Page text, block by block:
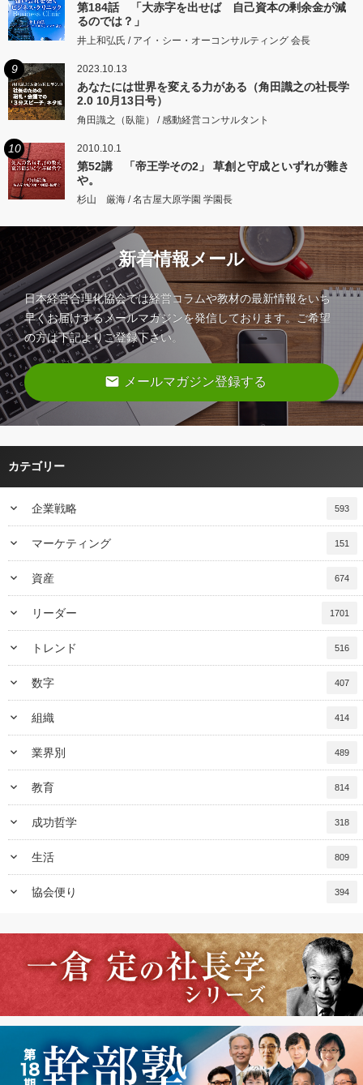
第184話 「大赤字を出せば 自己資本の剰余金が減
るのでは？」
井上和弘氏 / アイ・シー・オーコンサルティング 会長
9 2023.10.13
あなたには世界を変える力がある（角田識之の社長学
2.0 10月13日号）
角田識之（臥龍） / 感動経営コンサルタント
10 2010.10.1
第52講 「帝王学その2」 草創と守成といずれが難き
や。
杉山 厳海 / 名古屋大原学園 学園長
新着情報メール
日本経営合理化協会では経営コラムや教材の最新情報をいち
早くお届けするメールマガジンを発信しております。ご希望
の方は下記よりご登録下さい。
email メールマガジン登録する
カテゴリー
keyboard_arrow_down 企業戦略 593
keyboard_arrow_down マーケティング 151
keyboard_arrow_down 資産 674
keyboard_arrow_down リーダー 1701
keyboard_arrow_down トレンド 516
keyboard_arrow_down 数字 407
keyboard_arrow_down 組織 414
keyboard_arrow_down 業界別 489
keyboard_arrow_down 教育 814
keyboard_arrow_down 成功哲学 318
keyboard_arrow_down 生活 809
keyboard_arrow_down 協会便り 394